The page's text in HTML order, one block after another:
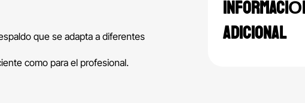
que se adapta a diferentes
como para el profesional.
ADICIONAL